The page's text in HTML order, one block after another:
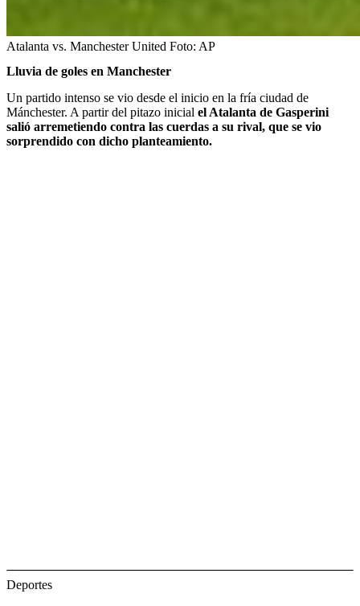
Atalanta vs. Manchester United Foto: AP
Lluvia de goles en Manchester
Un partido intenso se vio desde el inicio en la fría ciudad de
Mánchester. A partir del pitazo inicial el Atalanta de Gasperini
salió arremetiendo contra las cuerdas a su rival, que se vio
sorprendido con dicho planteamiento.
Deportes